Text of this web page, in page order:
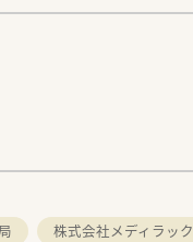
株式会社メディラック